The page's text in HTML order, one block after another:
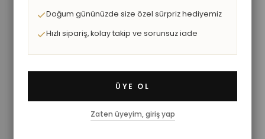
Doğum gününüzde size özel sürpriz hediyemiz
Hızlı sipariş, kolay takip ve sorunsuz iade
ÜYE OL
Zaten üyeyim, giriş yap